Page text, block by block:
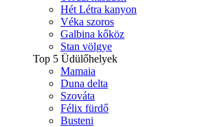
Hét Létra kanyon
Véka szoros
Galbina kőköz
Stan völgye
Top 5 Üdülőhelyek
Mamaia
Duna delta
Szováta
Félix fürdő
Busteni